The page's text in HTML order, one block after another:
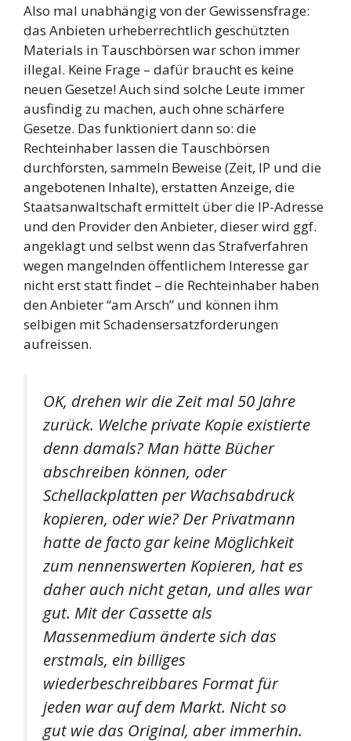
Also mal unabhängig von der Gewissensfrage:
das Anbieten urheberrechtlich geschützten
Materials in Tauschbörsen war schon immer
illegal. Keine Frage – dafür braucht es keine
neuen Gesetze! Auch sind solche Leute immer
ausfindig zu machen, auch ohne schärfere
Gesetze. Das funktioniert dann so: die
Rechteinhaber lassen die Tauschbörsen
durchforsten, sammeln Beweise (Zeit, IP und die
angebotenen Inhalte), erstatten Anzeige, die
Staatsanwaltschaft ermittelt über die IP-Adresse
und den Provider den Anbieter, dieser wird ggf.
angeklagt und selbst wenn das Strafverfahren
wegen mangelnden öffentlichem Interesse gar
nicht erst statt findet – die Rechteinhaber haben
den Anbieter “am Arsch” und können ihm
selbigen mit Schadensersatzforderungen
aufreissen.
OK, drehen wir die Zeit mal 50 Jahre
zurück. Welche private Kopie existierte
denn damals? Man hätte Bücher
abschreiben können, oder
Schellackplatten per Wachsabdruck
kopieren, oder wie? Der Privatmann
hatte de facto gar keine Möglichkeit
zum nennenswerten Kopieren, hat es
daher auch nicht getan, und alles war
gut. Mit der Cassette als
Massenmedium änderte sich das
erstmals, ein billiges
wiederbeschreibbares Format für
jeden war auf dem Markt. Nicht so
gut wie das Original, aber immerhin.